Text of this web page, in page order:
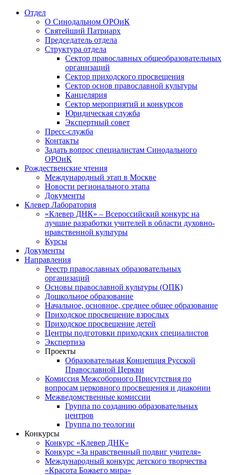
Отдел
О Синодальном ОРОиК
Святейший Патриарх
Председатель отдела
Структура отдела
Сектор православных общеобразовательных
организаций
Сектор приходского просвещения
Сектор основ православной культуры
Канцелярия
Сектор мероприятий и конкурсов
Юридическая служба
Экспертный совет
Пресс-служба
Контакты
Задать вопрос специалистам Синодального
ОРОиК
Рождественские чтения
Международный этап в Москве
Новости регионального этапа
Документы
Клевер Лаборатория
«Клевер ДНК» – Всероссийский конкурс на
лучшие разработки учителей в области духовно-
нравственной культуры
Курсы
Документы
Направления
Реестр православных образовательных
организаций
Основы православной культуры (ОПК)
Дошкольное образование
Начальное, основное, среднее общее образование
Приходское просвещение взрослых
Приходское просвещение детей
Центры подготовки приходских специалистов
Экспертиза
Проекты
Образовательная Концепция Русской
Православной Церкви
Комиссия Межсоборного Присутствия по
вопросам церковного просвещения и диаконии
Межведомственные комиссии
Группа по созданию образовательных
центров
Группа по теологии
Конкурсы
Конкурс «Клевер ДНК»
Конкурс «За нравственный подвиг учителя»
Международный конкурс детского творчества
«Красота Божьего мира»